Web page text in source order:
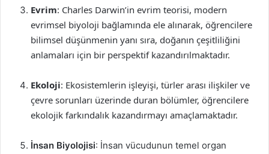
Evrim: Charles Darwin’in evrim teorisi, modern
evrimsel biyoloji bağlamında ele alınarak, öğrencilere
bilimsel düşünmenin yanı sıra, doğanın çeşitliliğini
anlamaları için bir perspektif kazandırılmaktadır.
Ekoloji: Ekosistemlerin işleyişi, türler arası ilişkiler ve
çevre sorunları üzerinde duran bölümler, öğrencilere
ekolojik farkındalık kazandırmayı amaçlamaktadır.
İnsan Biyolojisi: İnsan vücudunun temel organ